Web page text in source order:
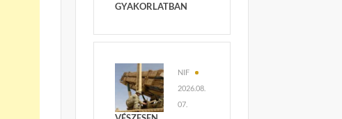
GYAKORLATBAN
NIF
2026.08.
07.